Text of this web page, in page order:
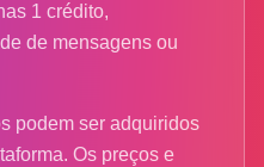
1 crédito,
de mensagens ou
podem ser adquiridos
Os preços e